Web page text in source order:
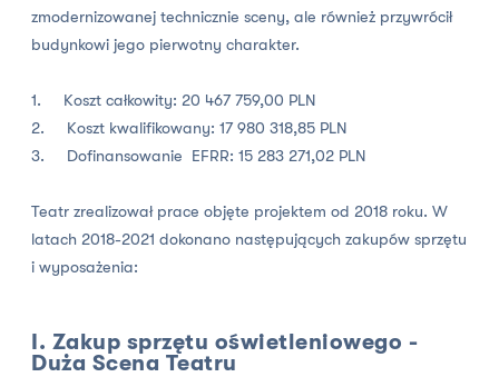
zmodernizowanej technicznie sceny, ale również przywrócił
budynkowi jego pierwotny charakter.
1. Koszt całkowity: 20 467 759,00 PLN
2. Koszt kwalifikowany: 17 980 318,85 PLN
3. Dofinansowanie EFRR: 15 283 271,02 PLN
Teatr zrealizował prace objęte projektem od 2018 roku. W
latach 2018-2021 dokonano następujących zakupów sprzętu
i wyposażenia:
I. Zakup sprzętu oświetleniowego -
Duża Scena Teatru